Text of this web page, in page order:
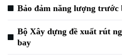
Bảo đảm năng lượng
Bộ Xây dựng đề xuất rút
bay